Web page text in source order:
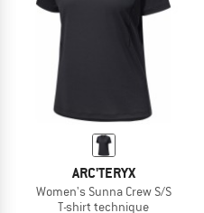
ARC'TERYX
Women's Sunna Crew S/S
T-shirt technique